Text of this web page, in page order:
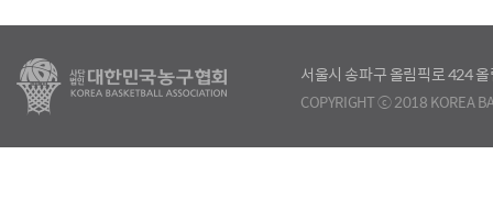
서울시 송파구 올림픽로 424
COPYRIGHT ⓒ 2018 KOREA